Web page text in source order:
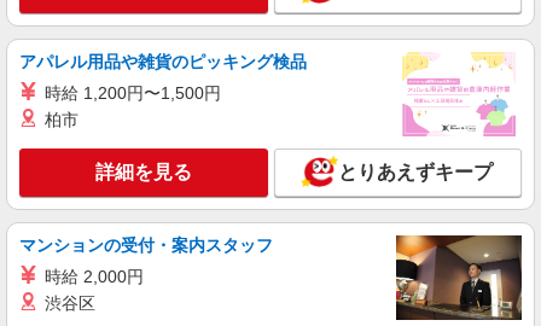
アパレル用品や雑貨のピッキング検品
時給 1,200円〜1,500円
柏市
詳細を見る とりあえずキープ
マンションの受付・案内スタッフ
時給 2,000円
渋谷区